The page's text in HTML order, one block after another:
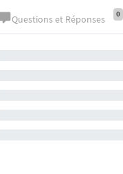
Questions et Réponses 0